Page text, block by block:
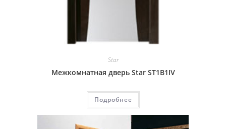
Star
Межкомнатная дверь Star ST1B1IV
Подробнее